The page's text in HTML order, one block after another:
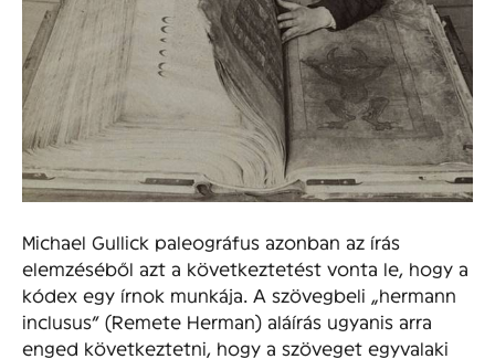
Michael Gullick paleográfus azonban az írás
elemzéséből azt a következtetést vonta le, hogy a
kódex egy írnok munkája. A szövegbeli „hermann
inclusus” (Remete Herman) aláírás ugyanis arra
enged következtetni, hogy a szöveget egyvalaki